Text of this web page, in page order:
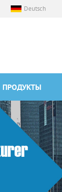
Deutsch
ПРОДУКТЫ